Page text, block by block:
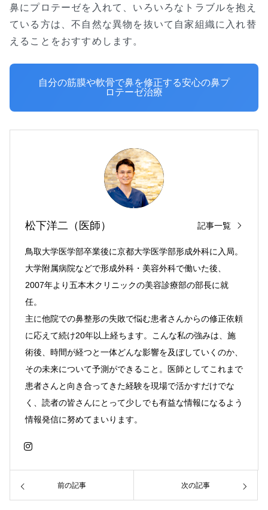
鼻にプロテーゼを入れて、いろいろなトラブルを抱え
ている方は、不自然な異物を抜いて自家組織に入れ替
えることをおすすめします。
自分の筋膜や軟骨で鼻を修正する安心の鼻プ
ロテーゼ治療
松下洋二（医師） 記事一覧
鳥取大学医学部卒業後に京都大学医学部形成外科に入局。
大学附属病院などで形成外科・美容外科で働いた後、
2007年より五本木クリニックの美容診療部の部長に就
任。
主に他院での鼻整形の失敗で悩む患者さんからの修正依頼
に応えて続け20年以上経ちます。こんな私の強みは、施
術後、時間が経つと一体どんな影響を及ぼしていくのか、
その未来について予測ができること。医師としてこれまで
患者さんと向き合ってきた経験を現場で活かすだけでな
く、読者の皆さんにとって少しでも有益な情報になるよう
情報発信に努めてまいります。
前の記事 次の記事